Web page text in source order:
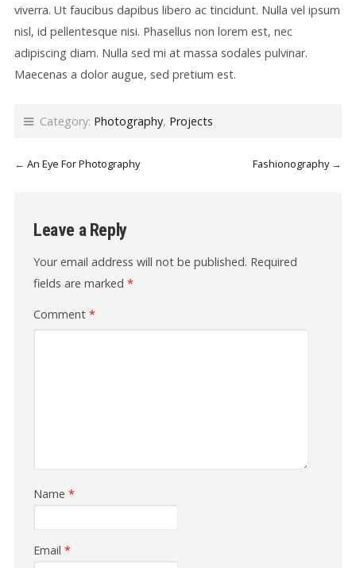
viverra. Ut faucibus dapibus libero ac tincidunt. Nulla vel ipsum
nisl, id pellentesque nisi. Phasellus non lorem est, nec
adipiscing diam. Nulla sed mi at massa sodales pulvinar.
Maecenas a dolor augue, sed pretium est.
Category: Photography, Projects
← An Eye For Photography Fashionography→
Leave a Reply
Your email address will not be published. Required
fields are marked *
Comment *
Name *
Email *